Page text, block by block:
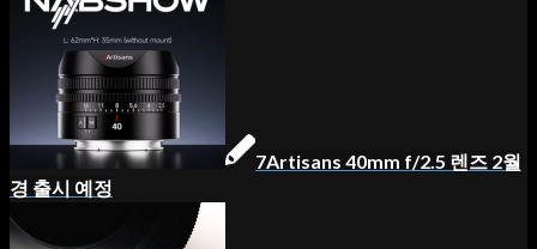
7Artisans 40mm f/2.5 렌즈 2월
경 출시 예정